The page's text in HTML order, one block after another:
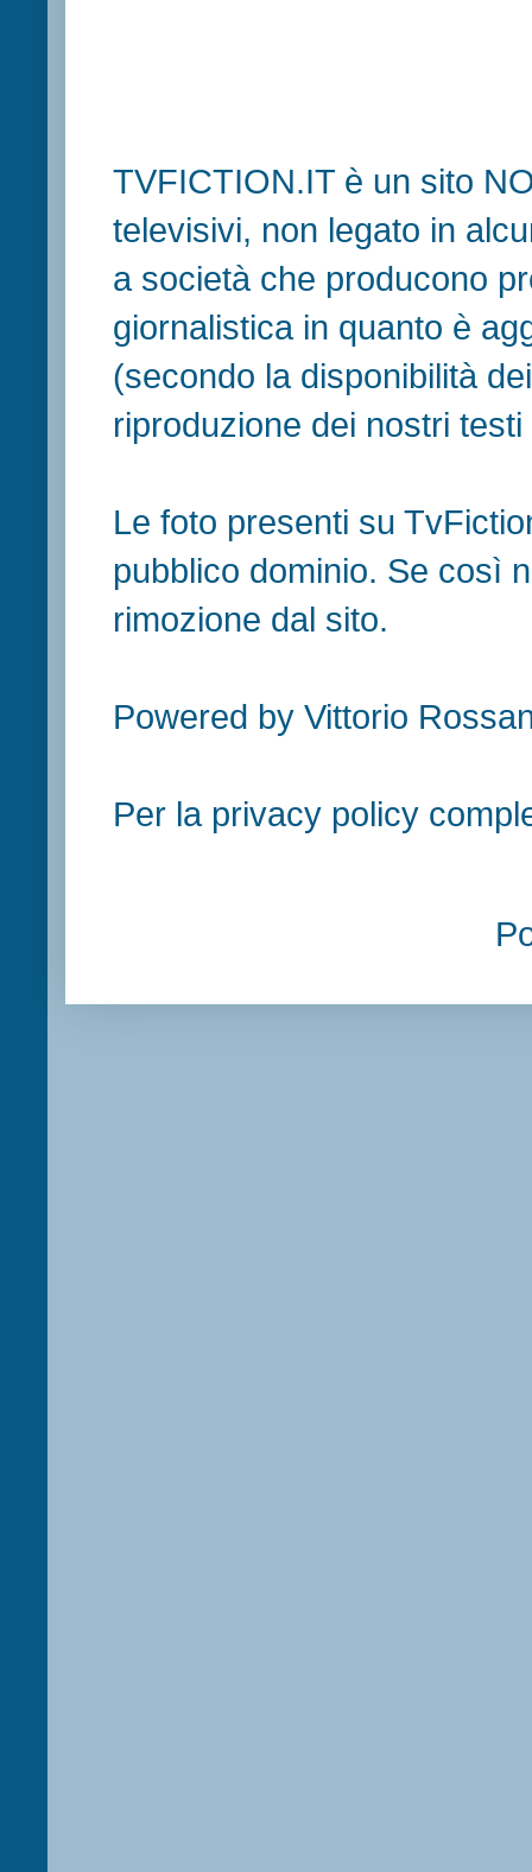
TVFICTION.IT è un sito
televisivi, non legato in
a società che producono
giornalistica in quanto è
(secondo la disponibilità
riproduzione dei nostri
Le foto presenti su
pubblico dominio. Se così
rimozione dal sito.
Powered by Vittorio
Per la privacy policy